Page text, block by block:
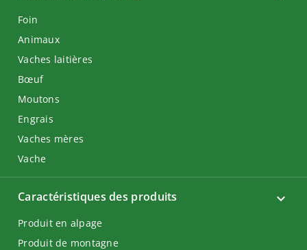
Foin
Animaux
Vaches laitières
Bœuf
Moutons
Engrais
Vaches mères
Vache
Caractéristiques des produits
Produit en alpage
Produit de montagne